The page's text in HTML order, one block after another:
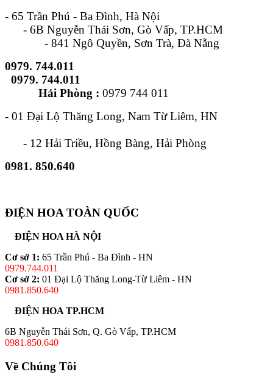
- 65 Trần Phú - Ba Đình, Hà Nội
- 6B Nguyễn Thái Sơn, Gò Vấp, TP.HCM
- 841 Ngô Quyền, Sơn Trà, Đà Nẵng
0979. 744.011
0979. 744.011
Hải Phòng : 0979 744 011
- 01 Đại Lộ Thăng Long, Nam Từ Liêm, HN
- 12 Hải Triều, Hồng Bàng, Hải Phòng
0981. 850.640
ĐIỆN HOA TOÀN QUỐC
ĐIỆN HOA HÀ NỘI
Cơ sở 1: 65 Trần Phú - Ba Đình - HN
0979.744.011
Cơ sở 2: 01 Đại Lộ Thăng Long-Từ Liêm - HN
0981.850.640
ĐIỆN HOA TP.HCM
6B Nguyễn Thái Sơn, Q. Gò Vấp, TP.HCM
0981.850.640
Về Chúng Tôi